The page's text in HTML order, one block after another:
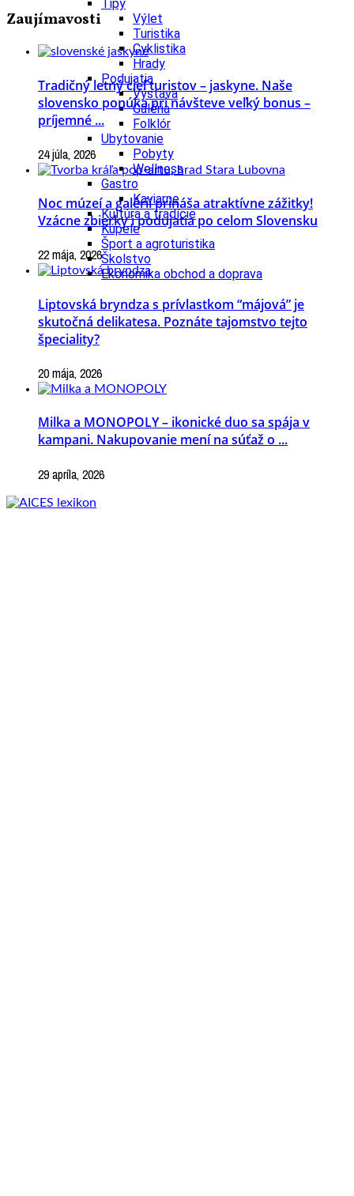
Tipy
Výlet
Turistika
Cyklistika
Hrady
Podujatia
Výstava
Galéria
Folklór
Ubytovanie
Pobyty
Wellness
Gastro
Kaviarne
Kultúra a tradície
Kúpele
Šport a agroturistika
Školstvo
Ekonomika obchod a doprava
Zaujímavosti
Tradičný letný cieľ turistov – jaskyne. Naše
slovensko ponúka pri návšteve veľký bonus –
príjemné ...
24 júla, 2026
Noc múzeí a galérií prináša atraktívne zážitky!
Vzácne zbierky i podujatia po celom Slovensku
22 mája, 2026
Liptovská bryndza s prívlastkom “májová” je
skutočná delikatesa. Poznáte tajomstvo tejto
špeciality?
20 mája, 2026
Milka a MONOPOLY – ikonické duo sa spája v
kampani. Nakupovanie mení na súťaž o ...
29 apríla, 2026